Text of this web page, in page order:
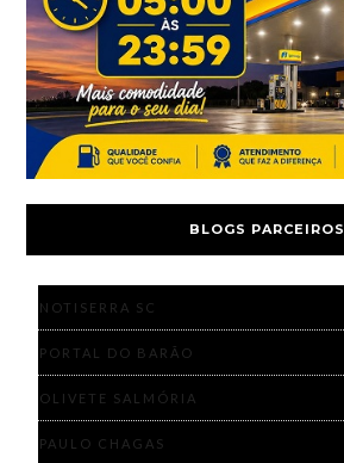
BLOGS PARCEIROS
NOTISERRA SC
PORTAL DO BARÃO
OLIVETE SALMÓRIA
PAULO CHAGAS